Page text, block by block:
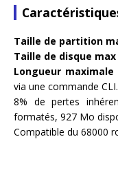
Taille de partition
Taille de disque max
Longueur
via une commande CLI.
8% de pertes
formatés, 927 Mo
Compatible du 68000